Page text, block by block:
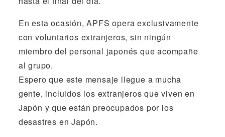
En esta ocasión, APFS opera exclusivamente
con voluntarios extranjeros, sin ningún
miembro del personal japonés que acompañe
al grupo.
Espero que este mensaje llegue a mucha
gente, incluidos los extranjeros que viven en
Japón y que están preocupados por los
desastres en Japón.